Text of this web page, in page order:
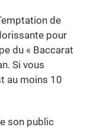
de
pour
du « Baccarat
Si vous
au moins 10
son public